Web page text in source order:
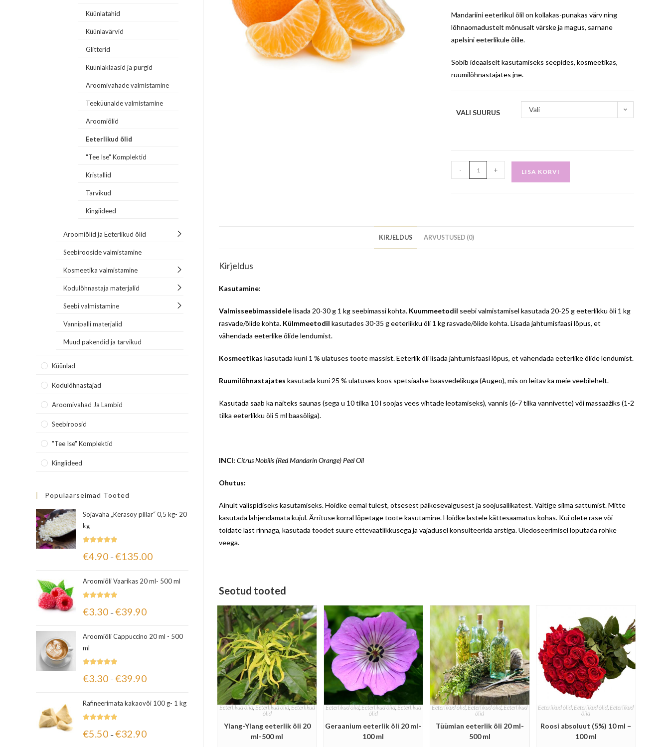
Mandariini eeterlikul õlil on kollakas-punakas värv ning
lõhnaomadustelt mõnusalt värske ja magus, sarnane
apelsini eeterlikule õlile.
Sobib ideaalselt kasutamiseks seepides, kosmeetikas,
ruumilõhnastajates jne.
VALI SUURUS Vali
- + LISA KORVI
KIRJELDUS ARVUSTUSED (0)
Kirjeldus
Kasutamine:
Valmisseebimassidelelisada 20-30 g 1 kg seebimassi kohta. Kuummeetodil seebi valmistamisel kasutada 20-25 g eeterlikku õli 1 kg
rasvade/õlide kohta. Külmmeetodil kasutades 30-35 g eeterlikku õli 1 kg rasvade/õlide kohta. Lisada jahtumisfaasi lõpus, et
vähendada eeterlike õlide lendumist.
Kosmeetikas kasutada kuni 1 % ulatuses toote massist. Eeterlik õli lisada jahtumisfaasi lõpus, et vähendada eeterlike õlide lendumist.
Ruumilõhnastajates kasutada kuni 25 % ulatuses koos spetsiaalse baasvedelikuga (Augeo), mis on leitav ka meie veebilehelt.
Kasutada saab ka näiteks saunas (sega u 10 tilka 10 l soojas vees vihtade leotamiseks), vannis (6-7 tilka vannivette) või massaažiks (1-2
tilka eeterlikku õli 5 ml baasõliga).
INCI: Citrus Nobilis (Red Mandarin Orange) Peel Oil
Ohutus:
Ainult välispidiseks kasutamiseks. Hoidke eemal tulest, otsesest päikesevalgusest ja soojusallikatest. Vältige silma sattumist. Mitte
kasutada lahjendamata kujul. Ärrituse korral lõpetage toote kasutamine. Hoidke lastele kättesaamatus kohas. Kui olete rase või
toidate last rinnaga, kasutada toodet suure ettevaatlikkusega ja vajadusel konsulteerida arstiga. Üledoseerimisel loputada rohke
veega.
Seotud tooted
Eeterlikud õlid, Eeterlikud õlid, Eeterlikud
õlid
Ylang-Ylang eeterlik õli 20
ml-500 ml
Eeterlikud õlid, Eeterlikud õlid, Eeterlikud
õlid
Geraanium eeterlik õli 20 ml-
100 ml
Eeterlikud õlid Eeterlikud õlid Eeterlikud
õlid
Tüümian eeterlik õli 20 ml-
500 ml
Eeterlikud õlid Eeterlikud õlid Eeterlikud
õlid
Roosi absoluut (5%) 10 ml –
100 ml
Küünlatahid
Küünlavärvid
Glitterid
Küünlaklaasid ja purgid
Aroomivahade valmistamine
Teeküünalde valmistamine
Aroomiõlid
Eeterlikud õlid
"Tee Ise" Komplektid
Kristallid
Tarvikud
Kingiideed
Aroomiõlid ja Eeterlikud õlid
Seebirooside valmistamine
Kosmeetika valmistamine
Kodulõhnastaja materjalid
Seebi valmistamine
Vannipalli materjalid
Muud pakendid ja tarvikud
Küünlad
Kodulõhnastajad
Aroomivahad Ja Lambid
Seebiroosid
"Tee Ise" Komplektid
Kingiideed
Populaarseimad Tooted
Sojavaha „Kerasoy pillar“ 0,5 kg- 20
kg
5.00/ 5
€4.90 –€135.00
Aroomiõli Vaarikas 20 ml- 500 ml
5.00/ 5
€3.30 –€39.90
Aroomiõli Cappuccino 20 ml - 500
ml
5.00/ 5
€3.30 –€39.90
Rafineerimata kakaovõi 100 g- 1 kg
5.00 / 5
€5.50 –€32.90